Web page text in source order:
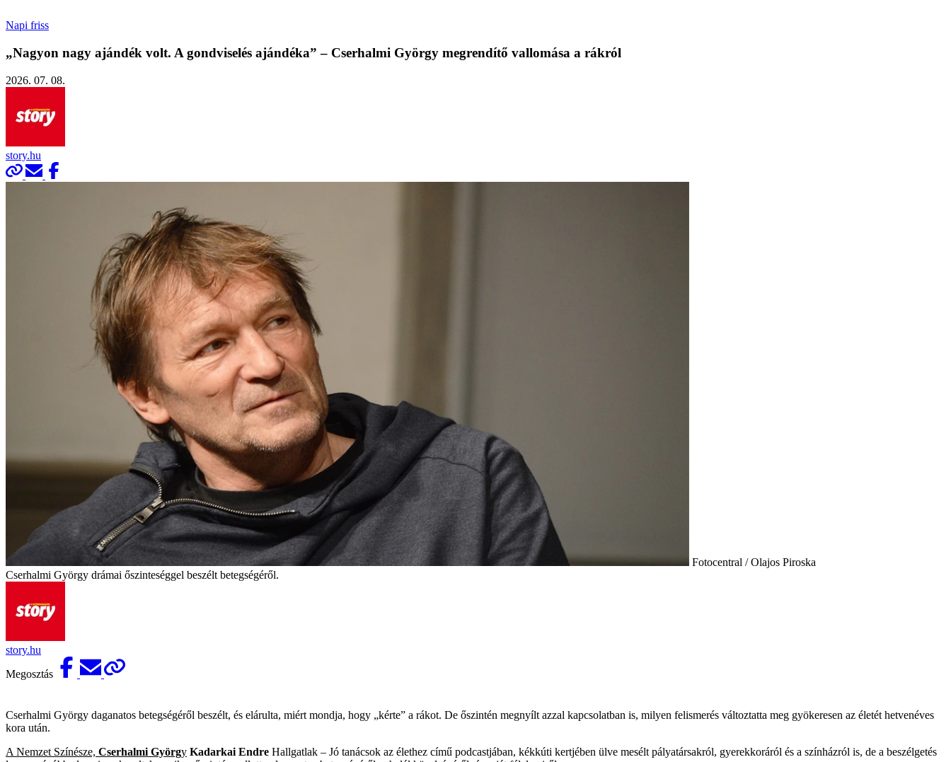
Napi friss
„Nagyon nagy ajándék volt. A gondviselés ajándéka” – Cserhalmi György megrendítő vallomása a rákról
2026. 07. 08.
story.hu
Fotocentral / Olajos Piroska
Cserhalmi György drámai őszinteséggel beszélt betegségéről.
story.hu
Megosztás
Cserhalmi György daganatos betegségéről beszélt, és elárulta, miért mondja, hogy „kérte” a rákot. De őszintén megnyílt azzal kapcsolatban is, milyen felismerés változtatta meg gyökeresen az életét hetvenéves
kora után.
A Nemzet Színésze, Cserhalmi György Kadarkai Endre Hallgatlak – Jó tanácsok az élethez című podcastjában, kékkúti kertjében ülve mesélt pályatársakról, gyerekkoráról és a színházról is, de a beszélgetés